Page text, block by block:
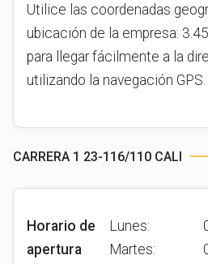
Utilice las coordenadas
ubicación de la empresa:
para llegar fácilmente a la
utilizando la navegación GPS.
CARRERA 1 23-116/110 CALI
Horario de
apertura
Lunes:
Martes: